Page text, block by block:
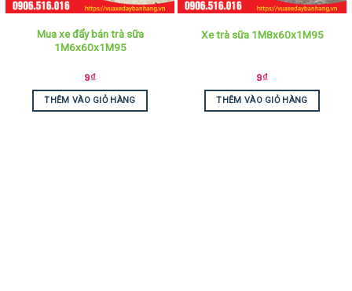
Mua xe đẩy bán trà sữa
1M6x60x1M95
9₫
THÊM VÀO GIỎ HÀNG
Xe trà sữa 1M8x60x1M95
9₫
THÊM VÀO GIỎ HÀNG